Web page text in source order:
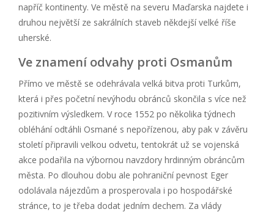
napříč kontinenty. Ve městě na severu Maďarska najdete i
druhou největší ze sakrálních staveb někdejší velké říše
uherské.
Ve znamení odvahy proti Osmanům
Přímo ve městě se odehrávala velká bitva proti Turkům,
která i přes početní nevýhodu obránců skončila s více než
pozitivním výsledkem. V roce 1552 po několika týdnech
obléhání odtáhli Osmané s nepořízenou, aby pak v závěru
století připravili velkou odvetu, tentokrát už se vojenská
akce podařila na výbornou navzdory hrdinným obráncům
města. Po dlouhou dobu ale pohraniční pevnost Eger
odolávala nájezdům a prosperovala i po hospodářské
stránce, to je třeba dodat jedním dechem. Za vlády